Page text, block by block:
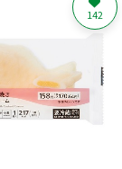
142